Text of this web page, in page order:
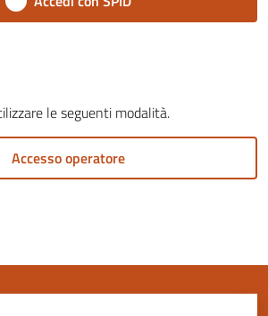
le seguenti modalità.
Accesso operatore